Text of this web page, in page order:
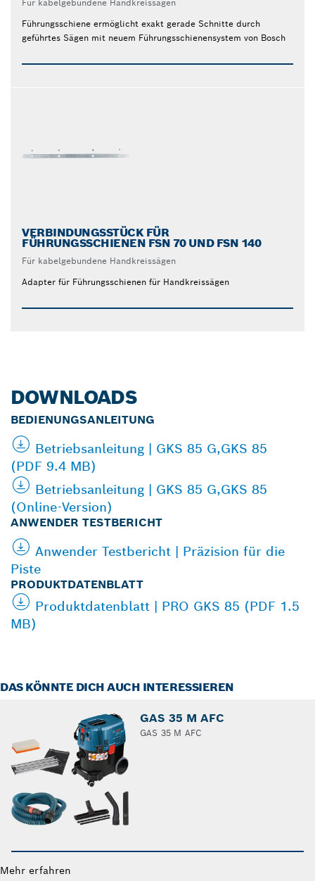
Für kabelgebundene Handkreissägen
Führungsschiene ermöglicht exakt gerade Schnitte durch
geführtes Sägen mit neuem Führungsschienensystem von Bosch
VERBINDUNGSSTÜCK FÜR
FÜHRUNGSSCHIENEN FSN 70 UND FSN 140
Für kabelgebundene Handkreissägen
Adapter für Führungsschienen für Handkreissägen
DOWNLOADS
BEDIENUNGSANLEITUNG
Betriebsanleitung | GKS 85 G,GKS 85
(PDF 9.4 MB)
Betriebsanleitung | GKS 85 G,GKS 85
(Online-Version)
ANWENDER TESTBERICHT
Anwender Testbericht | Präzision für die
Piste
PRODUKTDATENBLATT
Produktdatenblatt | PRO GKS 85 (PDF 1.5
MB)
DAS KÖNNTE DICH AUCH INTERESSIEREN
GAS 35 M AFC
GAS 35 M AFC
Mehr erfahren